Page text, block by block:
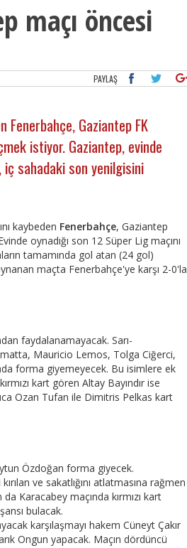
maçı öncesi
PAYLAŞ
Gaziantep FK
istiyor. Gaziantep, evinde
iç sahadaki son yenilgisini
kaybeden Fenerbahçe, Gaziantep
oynadığı son 12 Süper Lig maçını
tamamında gol atan (24 gol)
maçta Fenerbahçe'ye karşı 2-0'la
faydalanamayacak. Sarı-
Mauricio Lemos, Tolga Ciğerci,
forma giyemeyecek. Bu isimlere ek
kart gören Altay Bayındır ise
Ozan Tufan ile Dimitris Pelkas kart
Özdoğan forma giyecek.
ve sakatlığını atlatmasına rağmen
Karacabey maçında kırmızı kart
bulacak.
karşılaşmayı hakem Cüneyt Çakır
Ongun yapacak. Maçın dördüncü